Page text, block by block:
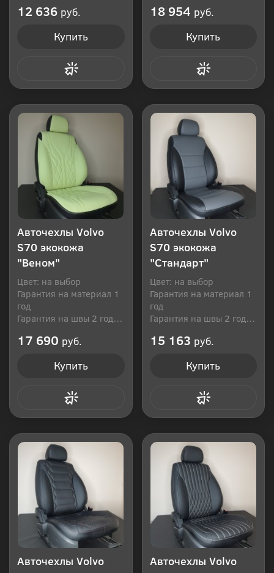
12 636 руб.
Купить
18 954 руб.
Купить
Авточехлы Volvo
S70 экокожа
"Веном"
Цвет: на выбор
Гарантия на материал 1
год
Гарантия на швы 2 года
17 690 руб.
Купить
Авточехлы Volvo
S70 экокожа
"Стандарт"
Цвет: на выбор
Гарантия на материал 1
год
Гарантия на швы 2 года
15 163 руб.
Купить
Авточехлы Volvo
Авточехлы Volvo